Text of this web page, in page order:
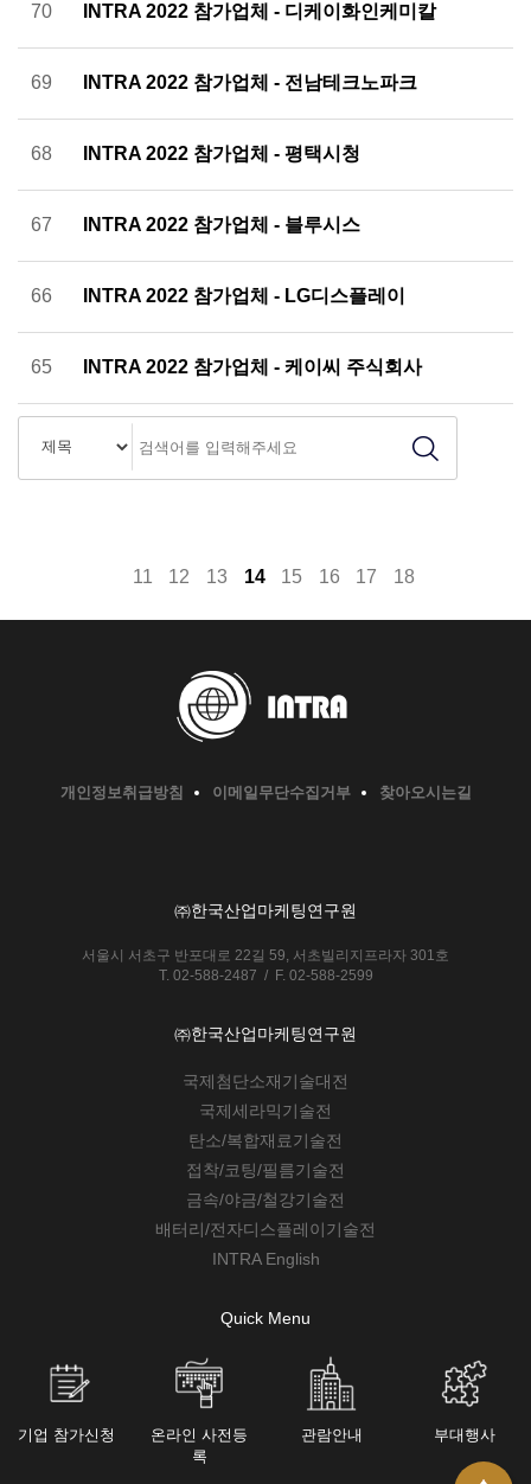
70 INTRA 2022 참가업체 - 디케이화인케미칼
69 INTRA 2022 참가업체 - 전남테크노파크
68 INTRA 2022 참가업체 - 평택시청
67 INTRA 2022 참가업체 - 블루시스
66 INTRA 2022 참가업체 - LG디스플레이
65 INTRA 2022 참가업체 - 케이씨 주식회사
11 12 13 14 15 16 17 18
개인정보취급방침 이메일무단수집거부 찾아오시는길
㈜한국산업마케팅연구원
서울시 서초구 반포대로 22길 59, 서초빌리지프라자 301호
T. 02-588-2487 / F. 02-588-2599
㈜한국산업마케팅연구원
국제첨단소재기술대전
국제세라믹기술전
탄소/복합재료기술전
접착/코팅/필름기술전
금속/야금/철강기술전
배터리/전자디스플레이기술전
INTRA English
Quick Menu
기업 참가신청
온라인 사전등
록
관람안내 부대행사